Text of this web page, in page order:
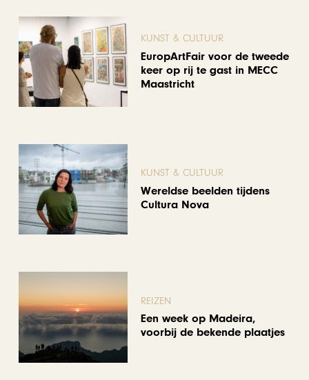
KUNST & CULTUUR
EuropArtFair voor de tweede
keer op rij te gast in MECC
Maastricht
KUNST & CULTUUR
Wereldse beelden tijdens
Cultura Nova
REIZEN
Een week op Madeira,
voorbij de bekende plaatjes